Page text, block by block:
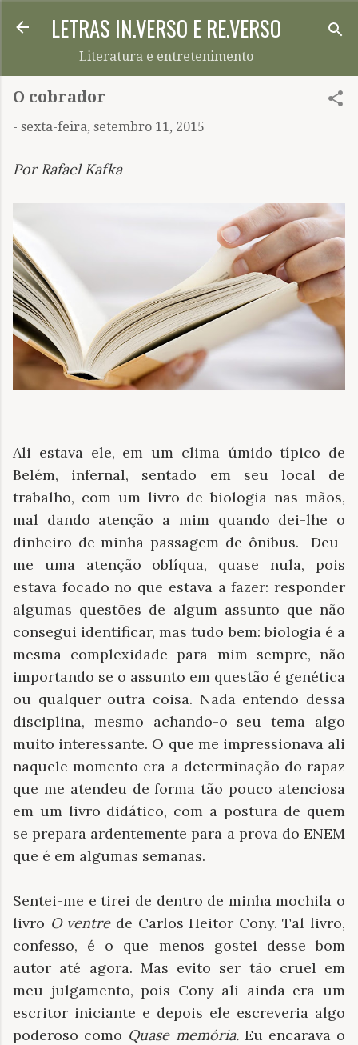
Pular para o conteúdo principal
LETRAS IN.VERSO E RE.VERSO
Literatura e entretenimento
O cobrador
- sexta-feira, setembro 11, 2015
Por Rafael Kafka
Ali estava ele, em um clima úmido típico de
Belém, infernal, sentado em seu local de
trabalho, com um livro de biologia nas mãos,
mal dando atenção a mim quando dei-lhe o
dinheiro de minha passagem de ônibus. Deu-
me uma atenção oblíqua, quase nula, pois
estava focado no que estava a fazer: responder
algumas questões de algum assunto que não
consegui identificar, mas tudo bem: biologia é a
mesma complexidade para mim sempre, não
importando se o assunto em questão é genética
ou qualquer outra coisa. Nada entendo dessa
disciplina, mesmo achando-o seu tema algo
muito interessante. O que me impressionava ali
naquele momento era a determinação do rapaz
que me atendeu de forma tão pouco atenciosa
em um livro didático, com a postura de quem
se prepara ardentemente para a prova do ENEM
que é em algumas semanas.
Sentei-me e tirei de dentro de minha mochila o
livro O ventre de Carlos Heitor Cony. Tal livro,
confesso, é o que menos gostei desse bom
autor até agora. Mas evito ser tão cruel em
meu julgamento, pois Cony ali ainda era um
escritor iniciante e depois ele escreveria algo
poderoso como Quase memória. Eu encarava o